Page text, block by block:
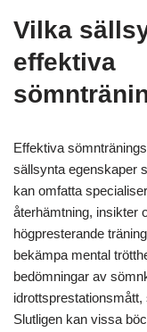
Vilka
effektiva
Effektiva
sällsynta egenskaper
kan omfatta
återhämtning, insikter
högpresterande
bekämpa mental
bedömningar av
Slutligen kan vissa